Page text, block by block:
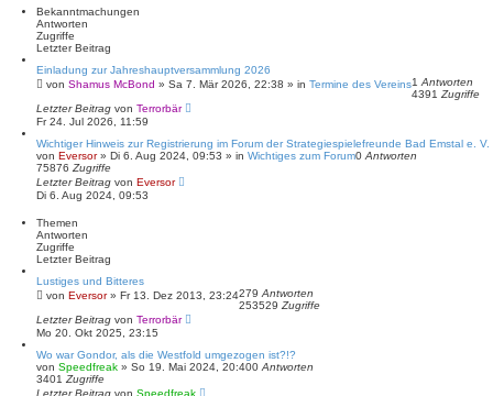
ei
e
S
c
h
e
Bekanntmachungen
Antworten
Zugriffe
Letzter Beitrag
Einladung zur Jahreshauptversammlung 2026
von Shamus McBond » Sa 7. Mär 2026, 22:38 » in Termine des Vereins1 Antworten
4391 Zugriffe
Letzter Beitrag von Terrorbär
Fr 24. Jul 2026, 11:59
Wichtiger Hinweis zur Registrierung im Forum der Strategiespielefreunde Bad Emstal e. V.
von Eversor» Di 6. Aug 2024, 09:53 » in Wichtiges zum Forum0 Antworten
75876 Zugriffe
Letzter Beitrag von Eversor
Di 6. Aug 2024, 09:53
Themen
Antworten
Zugriffe
Letzter Beitrag
Lustiges und Bitteres
von Eversor» Fr 13. Dez 2013, 23:24279 Antworten
253529 Zugriffe
Letzter Beitrag von Terrorbär
Mo 20. Okt 2025, 23:15
Wo war Gondor, als die Westfold umgezogen ist?!?
von Speedfreak » So 19. Mai 2024, 20:400 Antworten
3401 Zugriffe
Letzter Beitrag von Speedfreak